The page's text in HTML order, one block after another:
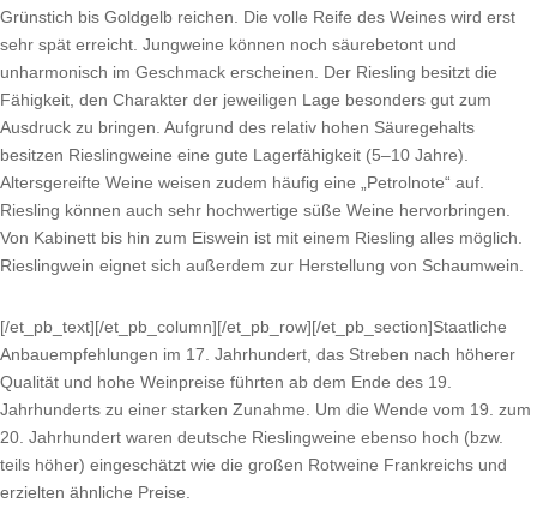
Grünstich bis Goldgelb reichen. Die volle Reife des Weines wird erst
sehr spät erreicht. Jungweine können noch säurebetont und
unharmonisch im Geschmack erscheinen. Der Riesling besitzt die
Fähigkeit, den Charakter der jeweiligen Lage besonders gut zum
Ausdruck zu bringen. Aufgrund des relativ hohen Säuregehalts
besitzen Rieslingweine eine gute Lagerfähigkeit (5–10 Jahre).
Altersgereifte Weine weisen zudem häufig eine „Petrolnote“ auf.
Riesling können auch sehr hochwertige süße Weine hervorbringen.
Von Kabinett bis hin zum Eiswein ist mit einem Riesling alles möglich.
Rieslingwein eignet sich außerdem zur Herstellung von Schaumwein.
[/et_pb_text][/et_pb_column][/et_pb_row][/et_pb_section]Staatliche
Anbauempfehlungen im 17. Jahrhundert, das Streben nach höherer
Qualität und hohe Weinpreise führten ab dem Ende des 19.
Jahrhunderts zu einer starken Zunahme. Um die Wende vom 19. zum
20. Jahrhundert waren deutsche Rieslingweine ebenso hoch (bzw.
teils höher) eingeschätzt wie die großen Rotweine Frankreichs und
erzielten ähnliche Preise.